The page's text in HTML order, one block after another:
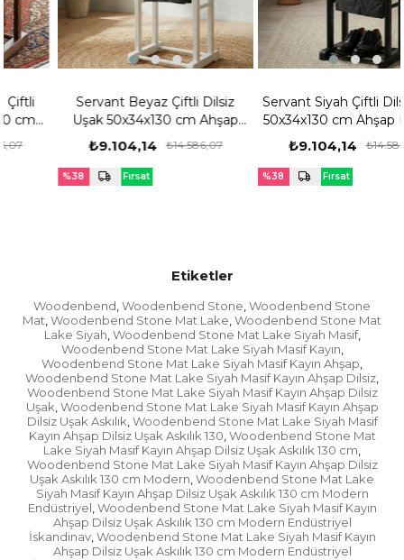
Servant Beyaz Çiftli Dilsiz
Uşak 50x34x130 cm Ahşap
Elbise & Ceket Askılığı –
₺9.104,14 ₺14.586,07
Fırsat
Servant Siyah Çiftli Dilsiz Uşak
50x34x130 cm Ahşap Elbise &
Ceket Askılığı –
₺9.104,14 ₺14.586,07
Fırsat
Etiketler
Woodenbend Woodenbend Stone Woodenbend Stone
Mat Woodenbend Stone Mat Lake Woodenbend Stone Mat
Lake Siyah Woodenbend Stone Mat Lake Siyah Masif,
Woodenbend Stone Mat Lake Siyah Masif Kayın
Woodenbend Stone Mat Lake Siyah Masif Kayın Ahşap
Woodenbend Stone Mat Lake Siyah Masif Kayın Ahşap Dilsiz
Woodenbend Stone Mat Lake Siyah Masif Kayın Ahşap Dilsiz
Uşak Woodenbend Stone Mat Lake Siyah Masif Kayın Ahşap
Dilsiz Uşak Askılık Woodenbend Stone Mat Lake Siyah Masif
Kayın Ahşap Dilsiz Uşak Askılık 130 Woodenbend Stone Mat
Lake Siyah Masif Kayın Ahşap Dilsiz Uşak Askılık 130 cm
Woodenbend Stone Mat Lake Siyah Masif Kayın Ahşap Dilsiz
Uşak Askılık 130 cm Modern Woodenbend Stone Mat Lake
Siyah Masif Kayın Ahşap Dilsiz Uşak Askılık 130 cm Modern
Endüstriyel Woodenbend Stone Mat Lake Siyah Masif Kayın
Ahşap Dilsiz Uşak Askılık 130 cm Modern Endüstriyel
İskandinav, Woodenbend Stone Mat Lake Siyah Masif Kayın
Ahşap Dilsiz Uşak Askılık 130 cm Modern Endüstriyel